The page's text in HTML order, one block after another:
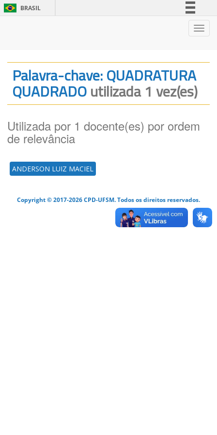
BRASIL
Legislação
Canais
Palavra-chave: QUADRATURA
QUADRADOutilizada 1 vez(es)
Utilizada por 1 docente(es) por ordem
de relevância
ANDERSON LUIZ MACIEL
Copyright © 2017-2026 CPD-UFSM. Todos os direitos reservados.